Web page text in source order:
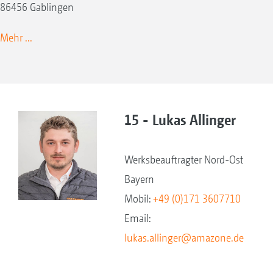
86456 Gablingen
Mehr ...
15 - Lukas Allinger
Werksbeauftragter Nord-Ost
Bayern
Mobil:+49 (0)171 3607710
Email:
lukas.allinger@amazone.de